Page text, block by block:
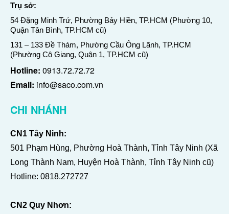
Trụ sở:
54 Đặng Minh Trứ, Phường Bảy Hiền, TP.HCM (Phường 10,
Quận Tân Bình, TP.HCM cũ)
131 – 133 Đề Thám, Phường Cầu Ông Lãnh, TP.HCM
(Phường Cô Giang, Quận 1, TP.HCM cũ)
Hotline: 0913.72.72.72
Email: info@saco.com.vn
CHI NHÁNH
CN1 Tây Ninh:
501 Phạm Hùng, Phường Hoà Thành, Tỉnh Tây Ninh (Xã
Long Thành Nam, Huyện Hoà Thành, Tỉnh Tây Ninh cũ)
Hotline: 0818.272727
CN2 Quy Nhơn: